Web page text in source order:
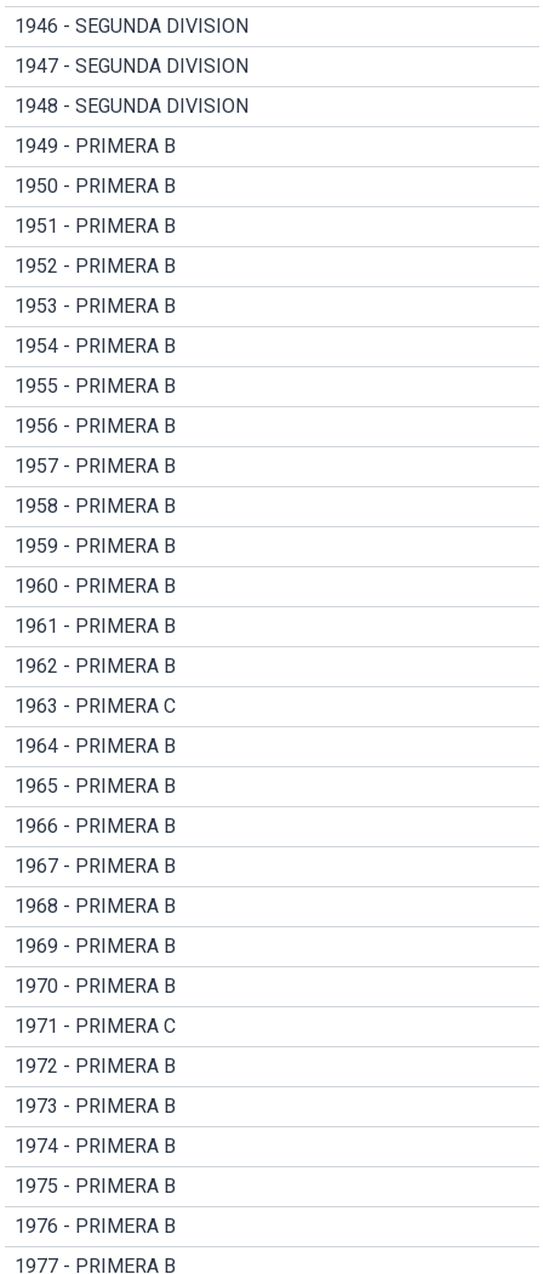
1946 - SEGUNDA DIVISION
1947 - SEGUNDA DIVISION
1948 - SEGUNDA DIVISION
1949 - PRIMERA B
1950 - PRIMERA B
1951 - PRIMERA B
1952 - PRIMERA B
1953 - PRIMERA B
1954 - PRIMERA B
1955 - PRIMERA B
1956 - PRIMERA B
1957 - PRIMERA B
1958 - PRIMERA B
1959 - PRIMERA B
1960 - PRIMERA B
1961 - PRIMERA B
1962 - PRIMERA B
1963 - PRIMERA C
1964 - PRIMERA B
1965 - PRIMERA B
1966 - PRIMERA B
1967 - PRIMERA B
1968 - PRIMERA B
1969 - PRIMERA B
1970 - PRIMERA B
1971 - PRIMERA C
1972 - PRIMERA B
1973 - PRIMERA B
1974 - PRIMERA B
1975 - PRIMERA B
1976 - PRIMERA B
1977 - PRIMERA B